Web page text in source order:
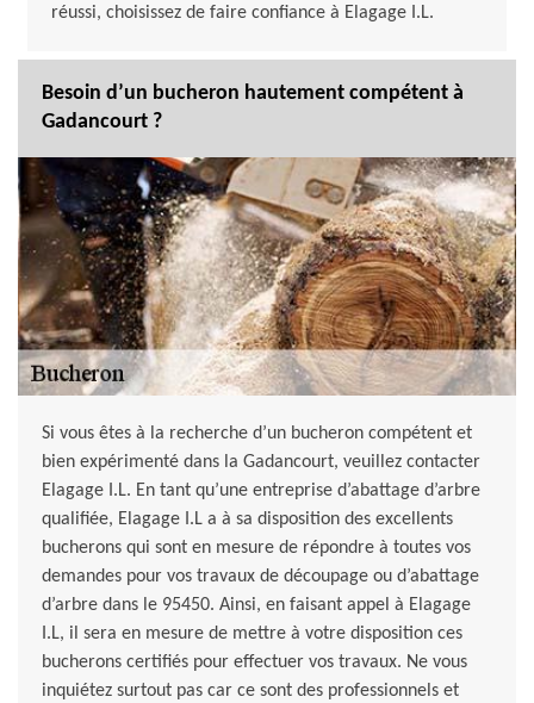
réussi, choisissez de faire confiance à Elagage I.L.
Besoin d’un bucheron hautement compétent à
Gadancourt ?
Si vous êtes à la recherche d’un bucheron compétent et
bien expérimenté dans la Gadancourt, veuillez contacter
Elagage I.L. En tant qu’une entreprise d’abattage d’arbre
qualifiée, Elagage I.L a à sa disposition des excellents
bucherons qui sont en mesure de répondre à toutes vos
demandes pour vos travaux de découpage ou d’abattage
d’arbre dans le 95450. Ainsi, en faisant appel à Elagage
I.L, il sera en mesure de mettre à votre disposition ces
bucherons certifiés pour effectuer vos travaux. Ne vous
inquiétez surtout pas car ce sont des professionnels et